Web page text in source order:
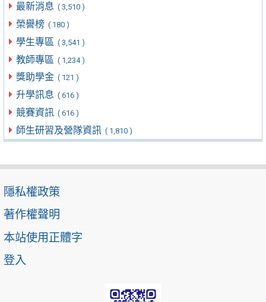
最新消息 ( 3,510 )
榮譽榜 ( 180 )
學生專區 ( 3,541 )
教師專區 ( 1,234 )
獎助學金 ( 121 )
升學訊息 ( 616 )
競賽資訊 ( 616 )
師生研習及營隊資訊 ( 1,810 )
隱私權政策
著作權聲明
本站使用正體字
登入